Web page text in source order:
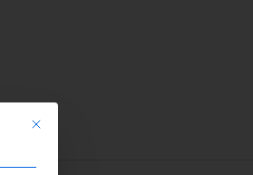
Mit diesem Button wird der Dialog